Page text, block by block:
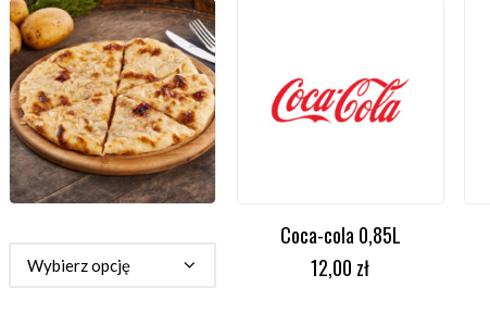
DODAJ DO KOSZYKA
Coca-cola 0,85L
12,00 zł